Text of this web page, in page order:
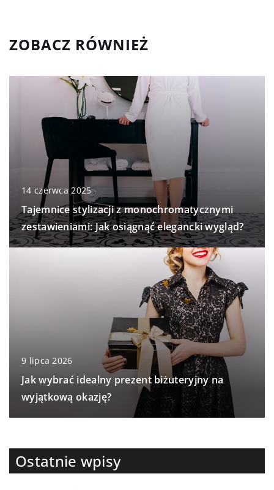
ZOBACZ RÓWNIEŻ
14 czerwca 2025
Tajemnice stylizacji z monochromatycznymi
zestawieniami: Jak osiągnąć elegancki wygląd?
9 lipca 2026
Jak wybrać idealny prezent biżuteryjny na
wyjątkową okazję?
Ostatnie wpisy